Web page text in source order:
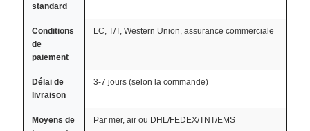
standard
Conditions
de
paiement
LC, T/T, Western Union, assurance commerciale
Délai de
livraison
3-7 jours (selon la commande)
Moyens de
Par mer, air ou DHL/FEDEX/TNT/EMS